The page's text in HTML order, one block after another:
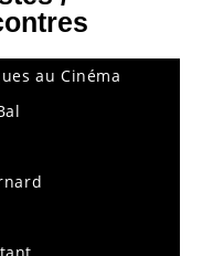
au Cinéma